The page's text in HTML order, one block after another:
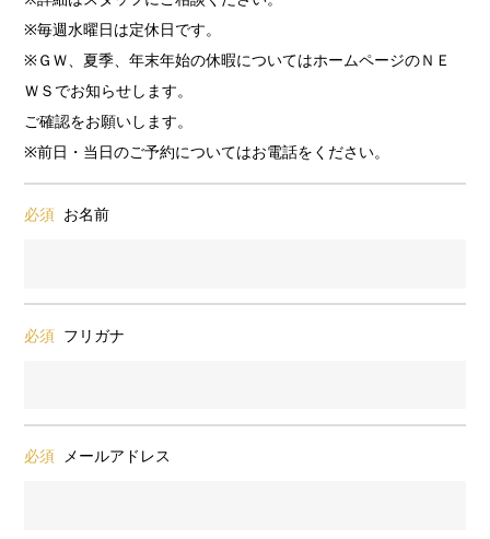
※毎週水曜日は定休日です。
※ＧＷ、夏季、年末年始の休暇についてはホームページのＮＥ
ＷＳでお知らせします。
ご確認をお願いします。
※前日・当日のご予約についてはお電話をください。
必須 お名前
必須 フリガナ
必須 メールアドレス